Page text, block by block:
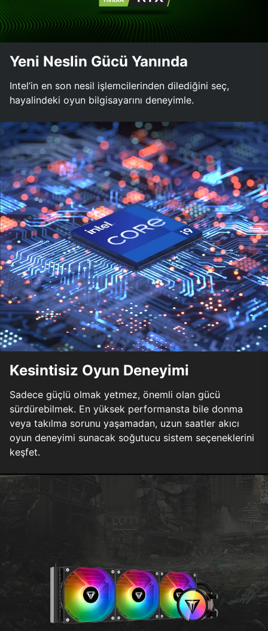
Yeni Neslin Gücü Yanında
Intel’in en son nesil işlemcilerinden dilediğini seç,
hayalindeki oyun bilgisayarını deneyimle.
Kesintisiz Oyun Deneyimi
Sadece güçlü olmak yetmez, önemli olan gücü
sürdürebilmek. En yüksek performansta bile donma
veya takılma sorunu yaşamadan, uzun saatler akıcı
oyun deneyimi sunacak soğutucu sistem seçeneklerini
keşfet.